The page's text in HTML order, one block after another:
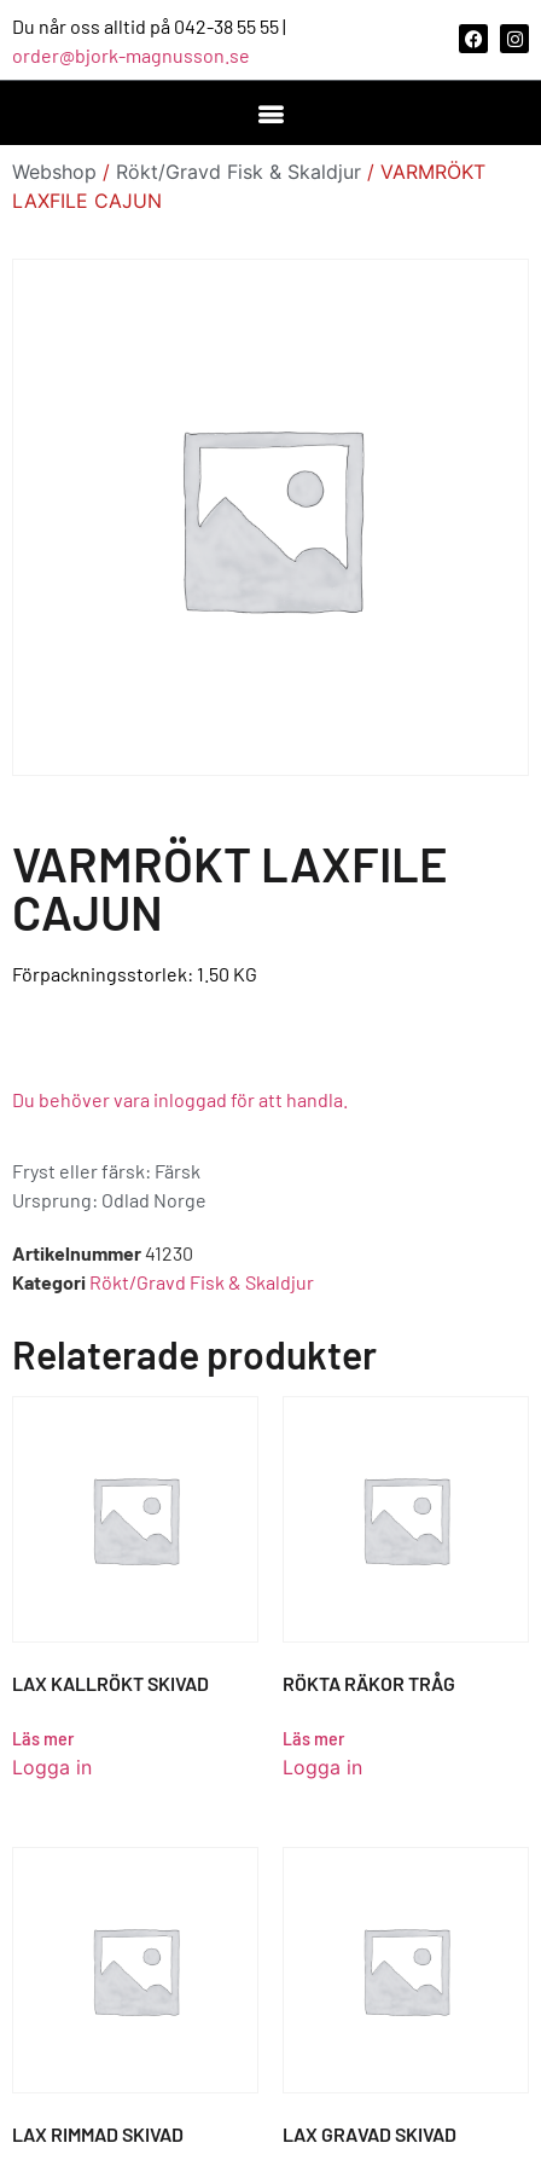
Du når oss alltid på 042-38 55 55 |
order@bjork-magnusson.se
Webshop / Rökt/Gravd Fisk & Skaldjur / VARMRÖKT
LAXFILE CAJUN
VARMRÖKT LAXFILE
CAJUN
Förpackningsstorlek: 1.50 KG
Du behöver vara inloggad för att handla.
Fryst eller färsk: Färsk
Ursprung: Odlad Norge
Artikelnummer41230
Kategori Rökt/Gravd Fisk & Skaldjur
Relaterade produkter
LAX KALLRÖKT SKIVAD
Läs mer
Logga in
RÖKTA RÄKOR TRÅG
Läs mer
Logga in
LAX RIMMAD SKIVAD LAX GRAVAD SKIVAD